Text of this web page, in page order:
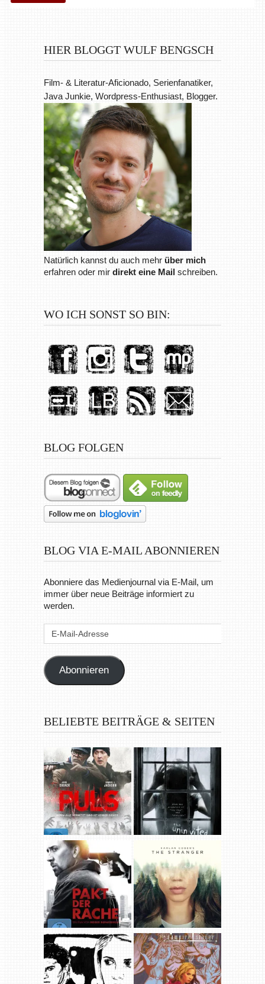
HIER BLOGGT WULF BENGSCH
Film- & Literatur-Aficionado, Serienfanatiker,
Java Junkie, Wordpress-Enthusiast, Blogger.
Natürlich kannst du auch mehr über mich
erfahren oder mir direkt eine Mailschreiben.
WO ICH SONST SO BIN:
BLOG FOLGEN
BLOG VIA E-MAIL ABONNIEREN
Abonniere das Medienjournal via E-Mail, um
immer über neue Beiträge informiert zu
werden.
Abonnieren
BELIEBTE BEITRÄGE & SEITEN